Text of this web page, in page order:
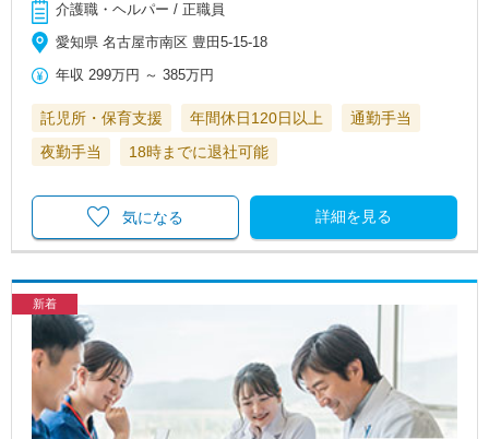
介護職・ヘルパー / 正職員
愛知県 名古屋市南区 豊田5-15-18
年収 299万円 ～385万円
託児所・保育支援 年間休日120日以上
通勤手当
夜勤手当
18時までに退社可能
詳細を見る
気になる
新着